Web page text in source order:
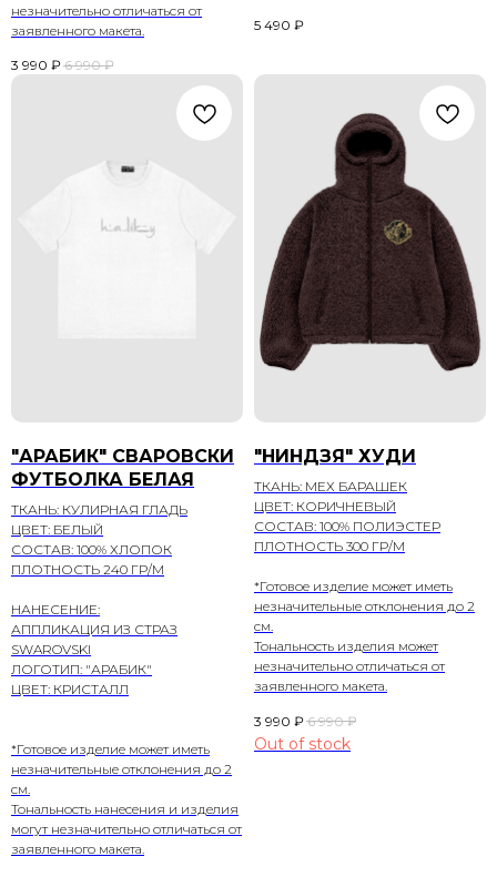
незначительно отличаться от
заявленного макета.
3 990 ₽ 6 990 ₽
5 490 ₽
"АРАБИК" СВАРОВСКИ
ФУТБОЛКА БЕЛАЯ
ТКАНЬ: КУЛИРНАЯ ГЛАДЬ
ЦВЕТ: БЕЛЫЙ
СОСТАВ: 100% ХЛОПОК
ПЛОТНОСТЬ 240 ГР/М
НАНЕСЕНИЕ:
АППЛИКАЦИЯ ИЗ СТРАЗ
SWAROVSKI
ЛОГОТИП: "АРАБИК"
ЦВЕТ: КРИСТАЛЛ
*Готовое изделие может иметь
незначительные отклонения до 2
см.
Тональность нанесения и изделия
могут незначительно отличаться от
заявленного макета.
"НИНДЗЯ" ХУДИ
ТКАНЬ: МЕХ БАРАШЕК
ЦВЕТ: КОРИЧНЕВЫЙ
СОСТАВ: 100% ПОЛИЭСТЕР
ПЛОТНОСТЬ 300 ГР/М
*Готовое изделие может иметь
незначительные отклонения до 2
см.
Тональность изделия может
незначительно отличаться от
заявленного макета.
3 990 ₽ 6 990 ₽
Out of stock